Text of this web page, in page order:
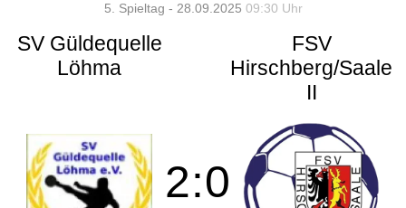
5. Spieltag - 28.09.2025 09:30 Uhr
SV Güldequelle
Löhma
FSV
Hirschberg/Saale
II
2:0